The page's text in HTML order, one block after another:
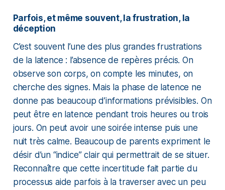
Parfois, et même souvent, la frustration, la
déception
C’est souvent l’une des plus grandes frustrations
de la latence : l’absence de repères précis. On
observe son corps, on compte les minutes, on
cherche des signes. Mais la phase de latence ne
donne pas beaucoup d’informations prévisibles. On
peut être en latence pendant trois heures ou trois
jours. On peut avoir une soirée intense puis une
nuit très calme. Beaucoup de parents expriment le
désir d’un “indice” clair qui permettrait de se situer.
Reconnaître que cette incertitude fait partie du
processus aide parfois à la traverser avec un peu